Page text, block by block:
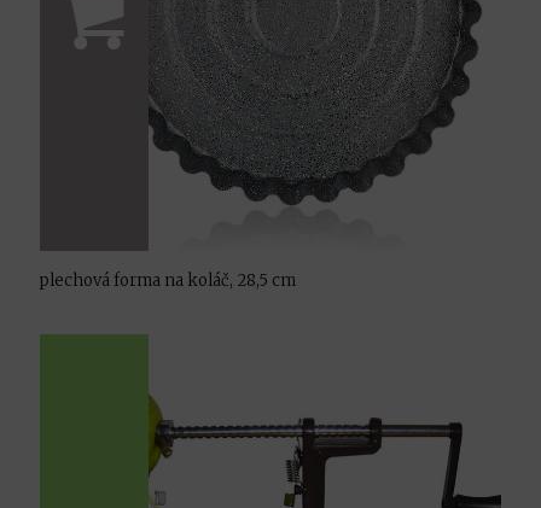
plechová forma na koláč, 28,5 cm